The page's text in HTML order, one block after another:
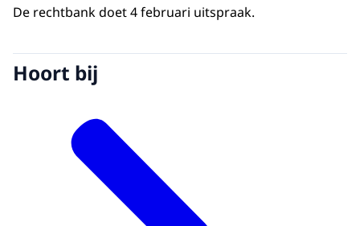
De rechtbank doet 4 februari uitspraak.
Hoort bij